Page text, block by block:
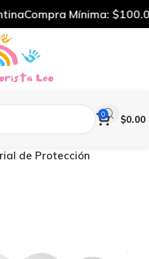
0 $0.00
de Protección
Compra Mínima: